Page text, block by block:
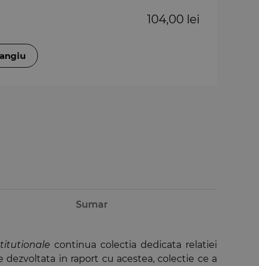
104,00 lei
Sumar
continua colectia dedicata relatiei
in raport cu acestea, colectie ce a